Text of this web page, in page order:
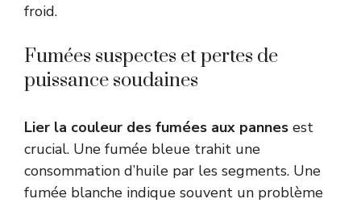
froid.
Fumées suspectes et pertes de
puissance soudaines
Lier la couleur des fumées aux pannes est
crucial. Une fumée bleue trahit une
consommation d’huile par les segments. Une
fumée blanche indique souvent un problème